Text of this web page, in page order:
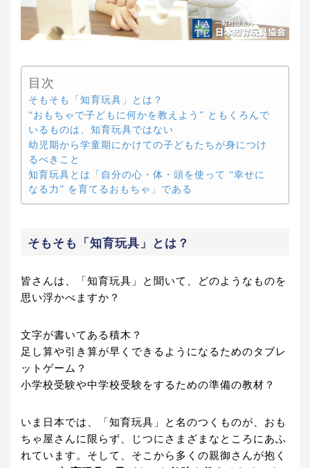
目次
そもそも「知育玩具」とは？
“おもちゃで子どもに何かを教えよう” ともくろんで
いるものは、知育玩具ではない
幼児期から学童期にかけての子どもたちが身につけ
るべきこと
知育玩具とは「自分の心・体・頭を使って “幸せに
なる力” を育てるおもちゃ」である
そもそも「知育玩具」とは？
皆さんは、「知育玩具」と聞いて、どのようなものを
思い浮かべますか？
文字が書いてある積木？
足し算や引き算が早くできるようになるためのタブレ
ットゲーム？
小学校受験や中学校受験をするための準備の教材？
いま日本では、「知育玩具」と名のつくものが、おも
ちゃ屋さんに限らず、じつにさまざまなところにあふ
れています。そして、そこから多くの親御さんが抱く